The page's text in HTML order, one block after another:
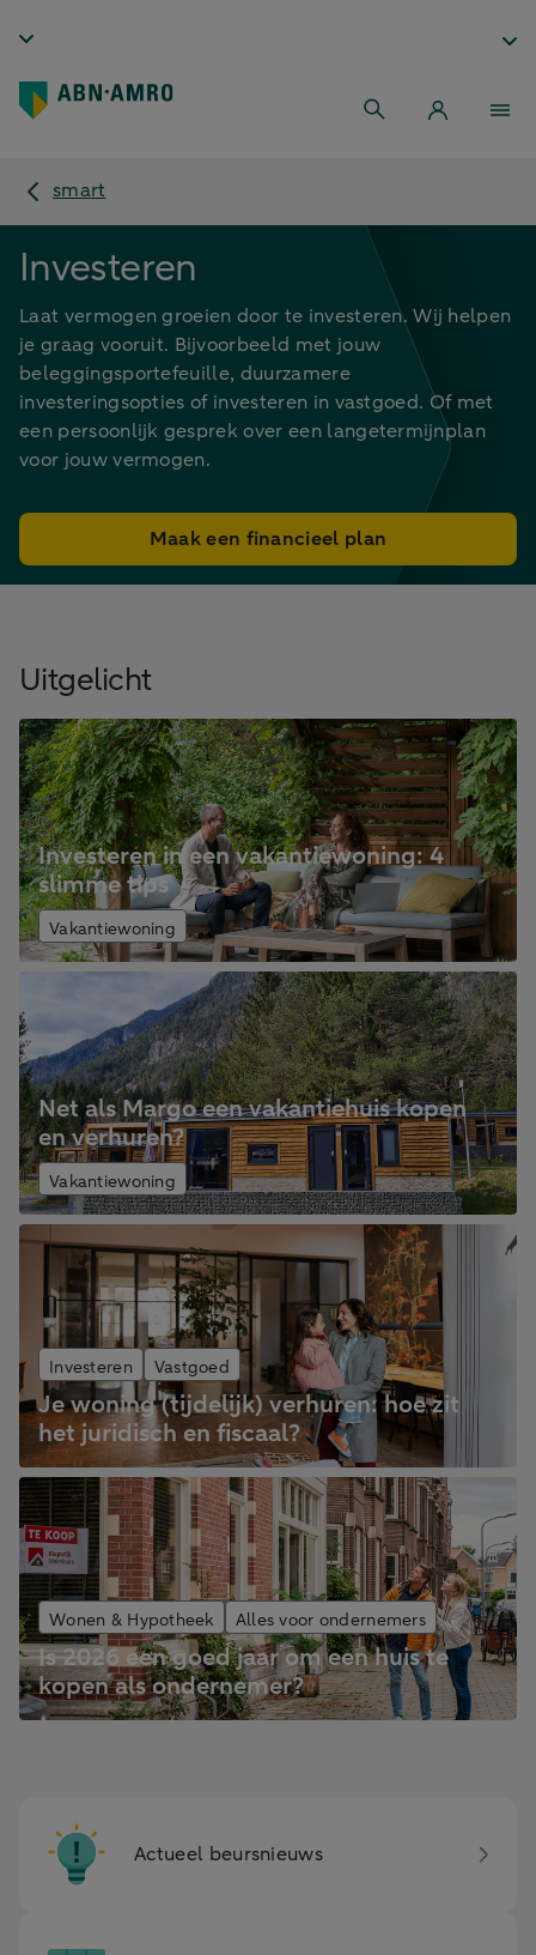
smart
Investeren
Laat vermogen groeien door te investeren. Wij helpen
je graag vooruit. Bijvoorbeeld met jouw
beleggingsportefeuille, duurzamere
investeringsopties of investeren in vastgoed. Of met
een persoonlijk gesprek over een langetermijnplan
voor jouw vermogen.
Maak een financieel plan
Uitgelicht
Investeren in een vakantiewoning: 4
slimme tips
Vakantiewoning
Net als Margo een vakantiehuis kopen
en verhuren?
Vakantiewoning
Je woning (tijdelijk) verhuren: hoe zit
het juridisch en fiscaal?
Investeren Vastgoed
Is 2026 een goed jaar om een huis te
kopen als ondernemer?
Wonen & Hypotheek Alles voor ondernemers
Actueel beursnieuws